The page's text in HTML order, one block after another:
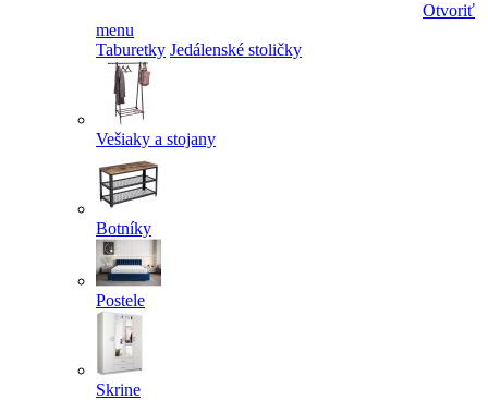
Otvoriť
menu
Taburetky Jedálenské stoličky
Vešiaky a stojany
Botníky
Postele
Skrine